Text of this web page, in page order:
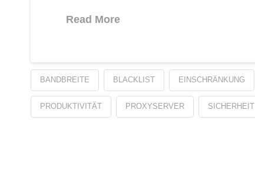
Read More
BANDBREITE BLACKLIST EINSCHRÄNKUNG
PRODUKTIVITÄT PROXYSERVER SICHERHEIT